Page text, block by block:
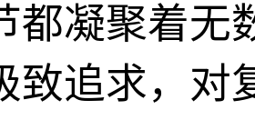
都凝聚着无
致追求，对